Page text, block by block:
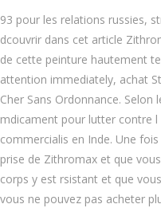
93 pour les relations russies,
dcouvrir dans cet article
de cette peinture hautement
attention immediately, achat
Cher Sans Ordonnance. Selon
mdicament pour lutter contre
commercialis en Inde. Une
prise de Zithromax et que
corps y est rsistant et que
vous ne pouvez pas acheter